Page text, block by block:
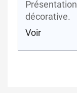
Présentation
décorative.
Voir